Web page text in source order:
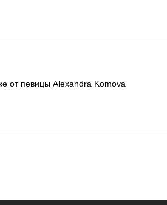
от певицы Alexandra Komova